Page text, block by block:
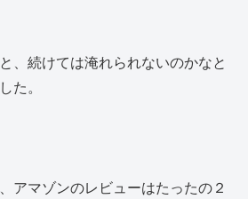
、続けては淹れられないのかなと
た。
アマゾンのレビューはたったの２